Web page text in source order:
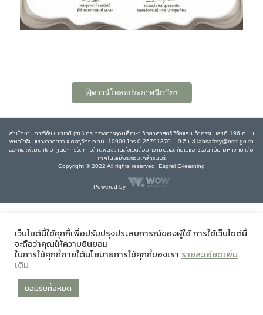
ดาวน์โหลดประกาศนียบัตร
สำนักงานการวิจัยแห่งชาติ (วช.) กระทรวงการอุดมศึกษา วิทยาศาสตร์ วิจัยและนวัตกรรม เลขที่ 196 ถนน
พหลโยธิน แขวงลาดยาว เขตจตุจักร กทม. 10900 โทร 0 25791370 – 9 อีเมล์ labsafety@nrct.go.th
ออกและพัฒนาโดย ศูนย์การจัดการด้านพลังงานสิ่งแวดล้อมความปลอดภัยและอาชีวอนามัย มหาวิทยาลัย
เทคโนโลยีพระจอมเกล้าธนบุรี
Copyright © 2022 All rights reserved, Esprel E-learning
Powered by
เว็บไซต์นี้ใช้คุกกี้เพื่อปรับปรุงประสบการณ์ของผู้ใช้ การใช้เว็บไซต์นี้
จะถือว่าคุณให้ความยินยอม
ในการใช้คุกกี้ภายใต้นโยบายการใช้คุกกี้ของเรา รายละเอียดเพิ่ม
เติม
ยอมรับทั้งหมด